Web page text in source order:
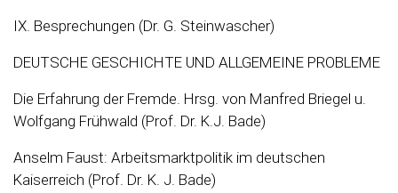
IX. Besprechungen (Dr. G. Steinwascher)
DEUTSCHE GESCHICHTE UND ALLGEMEINE PROBLEME
Die Erfahrung der Fremde. Hrsg. von Manfred Briegel u.
Wolfgang Frühwald (Prof. Dr. K.J. Bade)
Anselm Faust: Arbeitsmarktpolitik im deutschen
Kaiserreich (Prof. Dr. K. J. Bade)